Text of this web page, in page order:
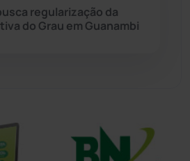
(158)
regularização da
do Grau em Guanambi